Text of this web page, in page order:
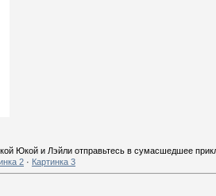
Юкой и Лэйли отправьтесь в сумасшедшее
2 · Картинка 3